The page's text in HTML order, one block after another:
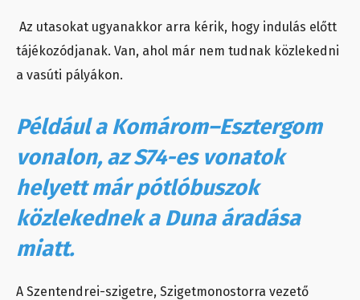
Az utasokat ugyanakkor arra kérik, hogy indulás előtt
tájékozódjanak. Van, ahol már nem tudnak közlekedni
a vasúti pályákon.
Például a Komárom–Esztergom
vonalon, az S74-es vonatok
helyett már pótlóbuszok
közlekednek a Duna áradása
miatt.
A Szentendrei-szigetre, Szigetmonostorra vezető